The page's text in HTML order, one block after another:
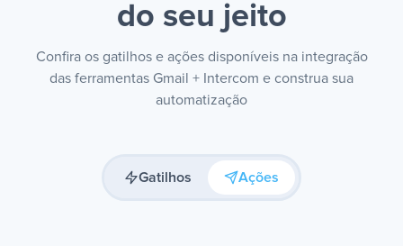
do seu jeito
Confira os gatilhos e ações disponíveis na integração
das ferramentas Gmail + Intercom e construa sua
automatização
Gatilhos Ações